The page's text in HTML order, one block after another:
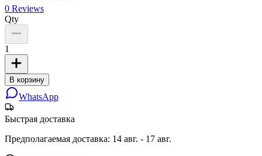
0 Reviews
Qty
1
В корзину
WhatsApp
Быстрая доставка
Предполагаемая доставка: 14 авг. - 17 авг.